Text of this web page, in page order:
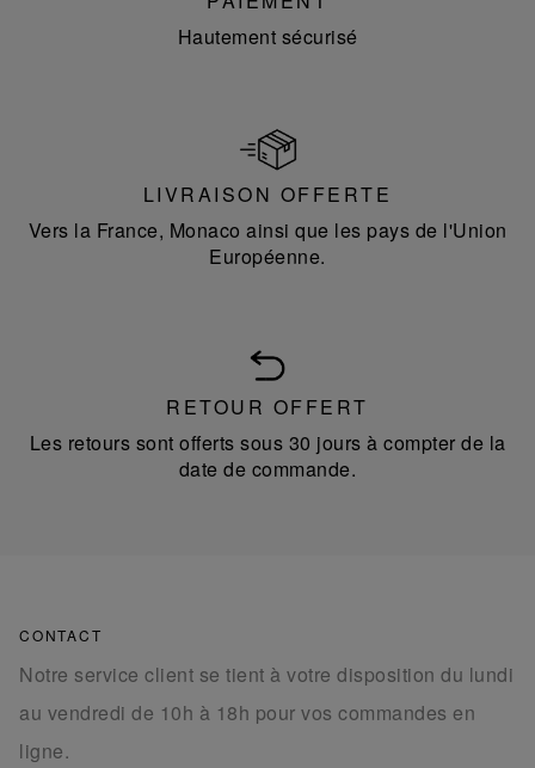
Hautement sécurisé
LIVRAISON OFFERTE
Vers la France, Monaco ainsi que les pays de l'Union
Européenne.
RETOUR OFFERT
Les retours sont offerts sous 30 jours à compter de la
date de commande.
CONTACT
Notre service client se tient à votre disposition du lundi
au vendredi de 10h à 18h pour vos commandes en
ligne.